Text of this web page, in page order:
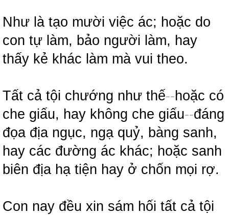
Như là tạo mười việc ác; hoặc do
con tự làm, bảo người làm, hay
thấy kẻ khác làm mà vui theo.
Tất cả tội chướng như thế--hoặc có
che giấu, hay không che giấu--đáng
đọa địa ngục, ngạ quỷ, bàng sanh,
hay các đường ác khác; hoặc sanh
biên địa hạ tiện hay ở chốn mọi rợ.
Con nay đều xin sám hối tất cả tội